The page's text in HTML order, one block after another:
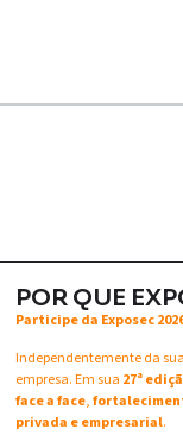
POR QUE
Participe da Exposec
Independentemente da
empresa. Em sua 27ª
face a face,
privada e empresarial.